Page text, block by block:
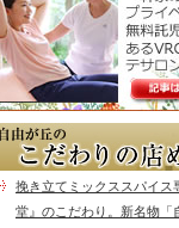
挽き立てミックススパイス
堂』のこだわり。新名物「